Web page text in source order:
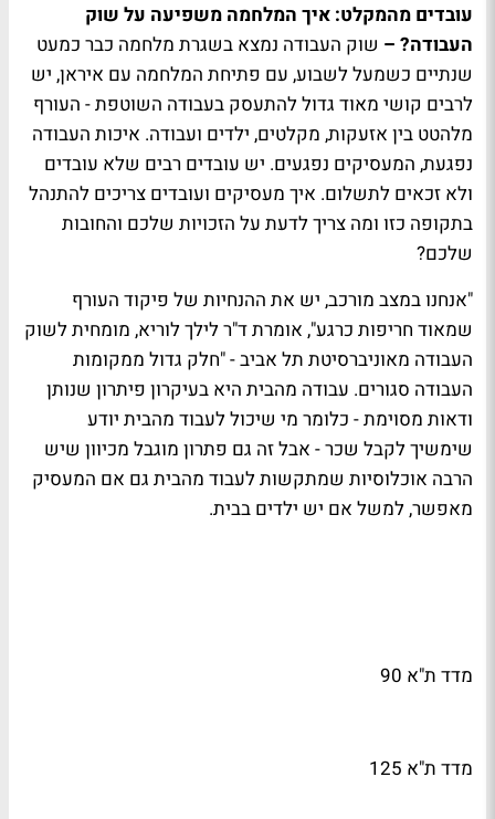
עובדים מהמקלט: איך המלחמה משפיעה על שוק
העבודה? – שוק העבודה נמצא בשגרת מלחמה כבר כמעט
שנתיים כשמעל לשבוע, עם פתיחת המלחמה עם איראן, יש
לרבים קושי מאוד גדול להתעסק בעבודה השוטפת - העורף
מלהטט בין אזעקות, מקלטים, ילדים ועבודה. איכות העבודה
נפגעת, המעסיקים נפגעים. יש עובדים רבים שלא עובדים
ולא זכאים לתשלום. איך מעסיקים ועובדים צריכים להתנהל
בתקופה כזו ומה צריך לדעת על הזכויות שלכם והחובות
שלכם?
"אנחנו במצב מורכב, יש את ההנחיות של פיקוד העורף
שמאוד חריפות כרגע", אומרת ד"ר לילך לוריא, מומחית לשוק
העבודה מאוניברסיטת תל אביב - "חלק גדול ממקומות
העבודה סגורים. עבודה מהבית היא בעיקרון פיתרון שנותן
ודאות מסוימת - כלומר מי שיכול לעבוד מהבית יודע
שימשיך לקבל שכר - אבל זה גם פתרון מוגבל מכיוון שיש
הרבה אוכלוסיות שמתקשות לעבוד מהבית גם אם המעסיק
מאפשר, למשל אם יש ילדים בבית.
מדד ת"א 90
מדד ת"א 125